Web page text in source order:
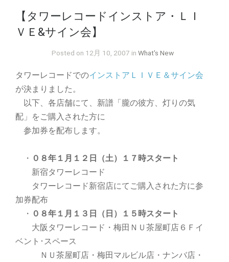
【タワーレコードインストア・ＬＩ
ＶＥ&サイン会】
Posted on 12月 10, 2007 in What's New
タワーレコードでのインストアＬＩＶＥ＆サイン会
が決まりました。
以下、各店舗にて、新譜「朧の彼方、灯りの気
配」をご購入された方に
参加券を配布します。
・ ０８年１月１２日（土）１７時スタート
新宿タワーレコード
タワーレコード新宿店にてご購入された方に参
加券配布
・ ０８年１月１３日（日）１５時スタート
大阪タワーレコード・梅田ＮＵ茶屋町店６Ｆイ
ベント･スペース
ＮＵ茶屋町店・梅田マルビル店・ナンバ店・